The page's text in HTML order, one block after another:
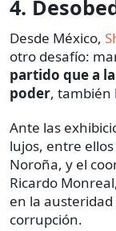
4.
Desde México,
otro desafío:
partido que a
poder, también
Ante las
lujos, entre
Noroña, y el
Ricardo
en la
corrupción.